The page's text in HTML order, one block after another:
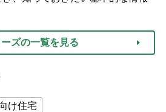
ズの一覧を見る
け住宅